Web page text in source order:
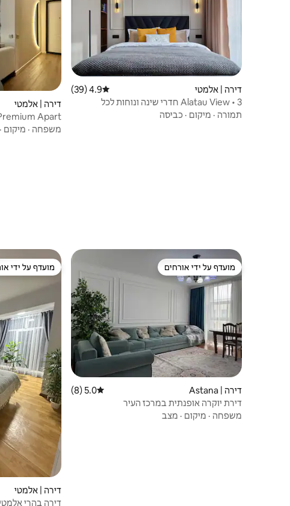
דירה | אלמטי דירוג ממוצע של 4.9 מתוך 5, 39 ביקורות
4.9 (39)
Alatau View • 3 חדרי שינה ונוחות לכל
המשפחה
תמורה · מיקום · כביסה
דירה | אלמטי
Apart
משפחה · מיקום ·
מועדף על ידי אורחים
מועדף על ידי אורחים
דירה | Astana דירוג ממוצע של 5.0 מתוך 5, 8 ביקורות
5.0 (8)
דירת יוקרה אופנתית במרכז העיר
משפחה · מיקום · מצב
מועדף על ידי
מועדף על ידי
דירה | אלמטי
דירה בהרי